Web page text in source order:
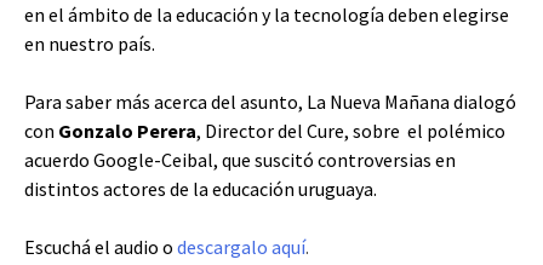
en el ámbito de la educación y la tecnología deben elegirse
en nuestro país.
Para saber más acerca del asunto, La Nueva Mañana dialogó
con Gonzalo Perera, Director del Cure, sobre el polémico
acuerdo Google-Ceibal, que suscitó controversias en
distintos actores de la educación uruguaya.
Escuchá el audio o descargalo aquí.